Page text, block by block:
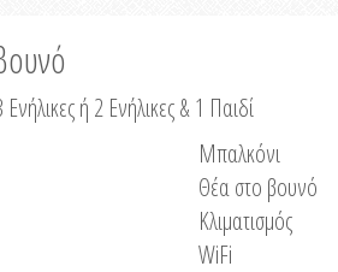
ή 2 Ενήλικες & 1 Παιδί
Μπαλκόνι
Θέα στο βουνό
Κλιματισμός
WiFi